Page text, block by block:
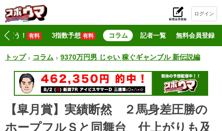
ログイン
買う！ 有料 3指数予想 有料 コラム 記者一覧 無料会員登録
トップ コラム 9370万円男 じゃい 稼ぐギャンブル 新伝説編
【皐月賞】実績断然 ２馬身差圧勝の
ホープフルＳと同舞台 仕上がりも及